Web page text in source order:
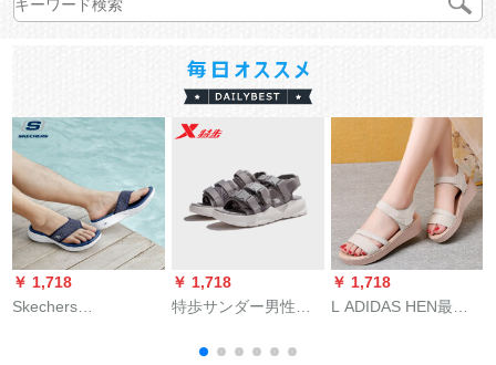
￥ 1,718
Skechers
￥ 1,718
特歩サンダー男性ス
ソフト底カージゼル
￥ 1,718
L ADIDAS HEN最新